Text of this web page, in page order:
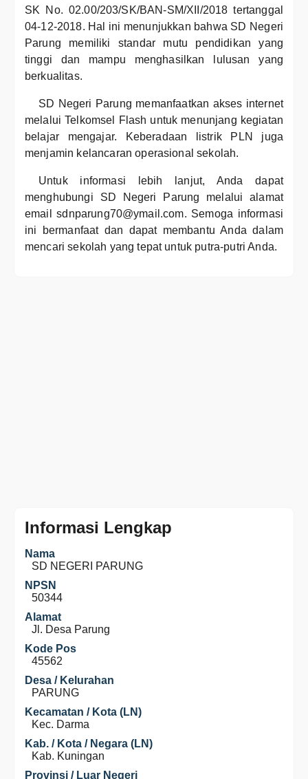
SK No. 02.00/203/SK/BAN-SM/XII/2018 tertanggal
04-12-2018. Hal ini menunjukkan bahwa SD Negeri
Parung memiliki standar mutu pendidikan yang
tinggi dan mampu menghasilkan lulusan yang
berkualitas.
SD Negeri Parung memanfaatkan akses internet
melalui Telkomsel Flash untuk menunjang kegiatan
belajar mengajar. Keberadaan listrik PLN juga
menjamin kelancaran operasional sekolah.
Untuk informasi lebih lanjut, Anda dapat
menghubungi SD Negeri Parung melalui alamat
email sdnparung70@ymail.com. Semoga informasi
ini bermanfaat dan dapat membantu Anda dalam
mencari sekolah yang tepat untuk putra-putri Anda.
Informasi Lengkap
Nama
SD NEGERI PARUNG
NPSN
50344
Alamat
Jl. Desa Parung
Kode Pos
45562
Desa / Kelurahan
PARUNG
Kecamatan / Kota (LN)
Kec. Darma
Kab. / Kota / Negara (LN)
Kab. Kuningan
Provinsi / Luar Negeri